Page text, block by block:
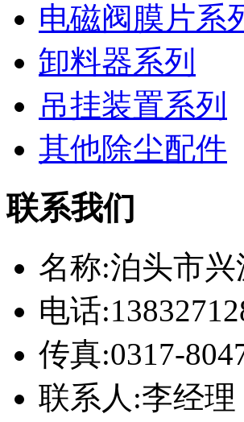
电磁阀膜片系
卸料器系列
吊挂装置系列
其他除尘配件
联系我们
名称:泊头市
电话
传真:0317-
联系人:李经理